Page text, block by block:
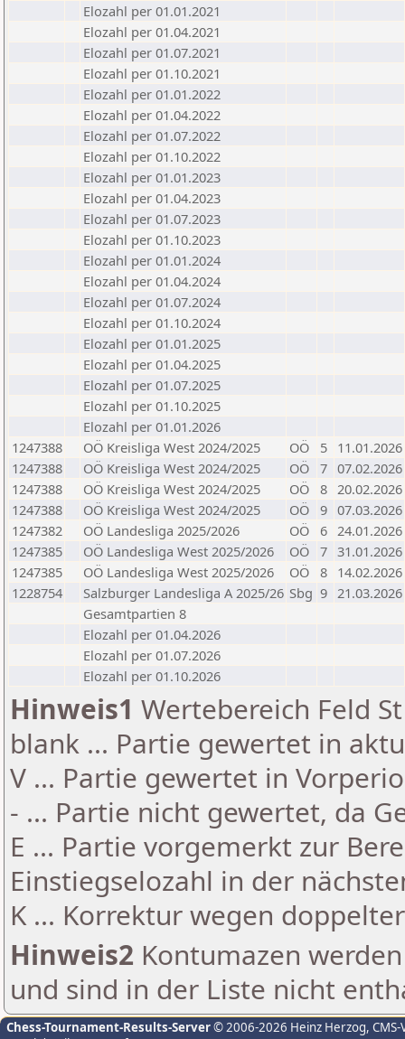
Elozahl per 01.01.2021
Elozahl per 01.04.2021
Elozahl per 01.07.2021
Elozahl per 01.10.2021
Elozahl per 01.01.2022
Elozahl per 01.04.2022
Elozahl per 01.07.2022
Elozahl per 01.10.2022
Elozahl per 01.01.2023
Elozahl per 01.04.2023
Elozahl per 01.07.2023
Elozahl per 01.10.2023
Elozahl per 01.01.2024
Elozahl per 01.04.2024
Elozahl per 01.07.2024
Elozahl per 01.10.2024
Elozahl per 01.01.2025
Elozahl per 01.04.2025
Elozahl per 01.07.2025
Elozahl per 01.10.2025
Elozahl per 01.01.2026
1247388
OÖ Kreisliga West 2024/2025 OÖ 5 11.01.2026
1247388
OÖ Kreisliga West 2024/2025 OÖ 7 07.02.2026
1247388
OÖ Kreisliga West 2024/2025 OÖ 8 20.02.2026
1247388
OÖ Kreisliga West 2024/2025 OÖ 9 07.03.2026
1247382
OÖ Landesliga 2025/2026 OÖ 6 24.01.2026
1247385
OÖ Landesliga West 2025/2026 OÖ 7 31.01.2026
1247385
OÖ Landesliga West 2025/2026 OÖ 8 14.02.2026
1228754
Salzburger Landesliga A 2025/26 Sbg 9 21.03.2026
Gesamtpartien 8
Elozahl per 01.04.2026
Elozahl per 01.07.2026
Elozahl per 01.10.2026
Hinweis1 Wertebereich Feld
blank ... Partie gewertet in
V ... Partie gewertet in
- ... Partie nicht gewertet, da
E ... Partie vorgemerkt zur
Einstiegselozahl in der
K ... Korrektur wegen
Hinweis2 Kontumazen
und sind in der Liste nicht
Chess-Tournament-Results-Server© 2006-2026 Heinz Herzog,